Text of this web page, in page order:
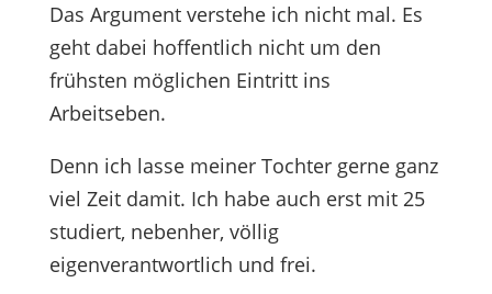
Das Argument verstehe ich nicht mal. Es
geht dabei hoffentlich nicht um den
frühsten möglichen Eintritt ins
Arbeitseben.
Denn ich lasse meiner Tochter gerne ganz
viel Zeit damit. Ich habe auch erst mit 25
studiert, nebenher, völlig
eigenverantwortlich und frei.